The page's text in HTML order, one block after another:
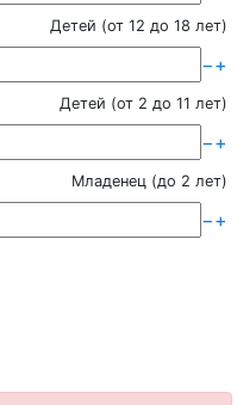
Детей (от 12 до 18 лет)
−+
Детей (от 2 до 11 лет)
−+
Младенец (до 2 лет)
−+